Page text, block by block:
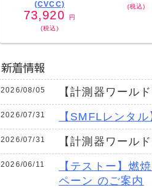
(CVCC)
73,920
円
(税込)
(税込)
2026/08/05 【計測器ワール
2026/07/31 【SMFLレンタ
2026/07/31 【計測器ワール
2026/06/11
【テストー】燃
ペーン のご案内